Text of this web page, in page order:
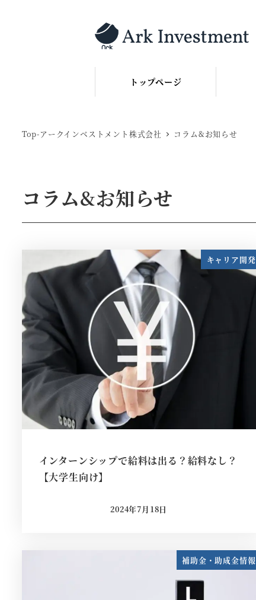
トップページ
Top-アークインベストメント株式会社 コラム&お知らせ
コラム&お知らせ
キャリア開発
インターンシップで給料は出る？給料なし？
【大学生向け】
投稿日
2024年7月18日
補助金・助成金情報